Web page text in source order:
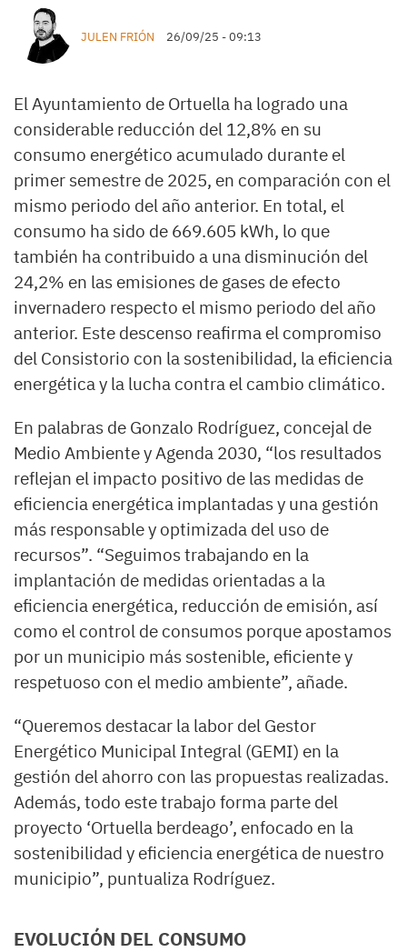
JULEN FRIÓN 26/09/25 - 09:13
El Ayuntamiento de Ortuella ha logrado una
considerable reducción del 12,8% en su
consumo energético acumulado durante el
primer semestre de 2025, en comparación con el
mismo periodo del año anterior. En total, el
consumo ha sido de 669.605 kWh, lo que
también ha contribuido a una disminución del
24,2% en las emisiones de gases de efecto
invernadero respecto el mismo periodo del año
anterior. Este descenso reafirma el compromiso
del Consistorio con la sostenibilidad, la eficiencia
energética y la lucha contra el cambio climático.
En palabras de Gonzalo Rodríguez, concejal de
Medio Ambiente y Agenda 2030, “los resultados
reflejan el impacto positivo de las medidas de
eficiencia energética implantadas y una gestión
más responsable y optimizada del uso de
recursos”. “Seguimos trabajando en la
implantación de medidas orientadas a la
eficiencia energética, reducción de emisión, así
como el control de consumos porque apostamos
por un municipio más sostenible, eficiente y
respetuoso con el medio ambiente”, añade.
“Queremos destacar la labor del Gestor
Energético Municipal Integral (GEMI) en la
gestión del ahorro con las propuestas realizadas.
Además, todo este trabajo forma parte del
proyecto ‘Ortuella berdeago’, enfocado en la
sostenibilidad y eficiencia energética de nuestro
municipio”, puntualiza Rodríguez.
EVOLUCIÓN DEL CONSUMO